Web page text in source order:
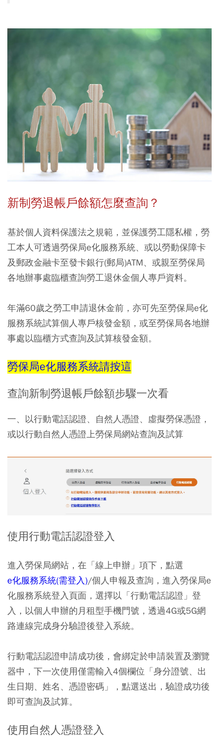
新制勞退帳戶餘額怎麼查詢？
基於個人資料保護法之規範，並保護勞工隱私權，勞
工本人可透過勞保局e化服務系統、或以勞動保障卡
及郵政金融卡至發卡銀行(郵局)ATM、或親至勞保局
各地辦事處臨櫃查詢勞工退休金個人專戶資料。
年滿60歲之勞工申請退休金前，亦可先至勞保局e化
服務系統試算個人專戶核發金額，或至勞保局各地辦
事處以臨櫃方式查詢及試算核發金額。
勞保局e化服務系統請按這
查詢新制勞退帳戶餘額步驟一次看
一、以行動電話認證、自然人憑證、虛擬勞保憑證，
或以行動自然人憑證上勞保局網站查詢及試算
使用行動電話認證登入
進入勞保局網站，在「線上申辦」項下，點選
e化服務系統(需登入)/個人申報及查詢，進入勞保局e
化服務系統登入頁面，選擇以「行動電話認證」登
入，以個人申辦的月租型手機門號，透過4G或5G網
路連線完成身分驗證後登入系統。
行動電話認證申請成功後，會綁定於申請裝置及瀏覽
器中，下一次使用僅需輸入4個欄位「身分證號、出
生日期、姓名、憑證密碼」，點選送出，驗證成功後
即可查詢及試算。
使用自然人憑證登入